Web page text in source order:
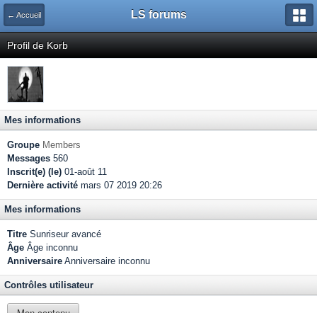
← Accueil LS forums
Profil de Korb
Mes informations
Groupe Members
Messages 560
Inscrit(e) (le) 01-août 11
Dernière activité mars 07 2019 20:26
Mes informations
Titre Sunriseur avancé
Âge Âge inconnu
Anniversaire Anniversaire inconnu
Contrôles utilisateur